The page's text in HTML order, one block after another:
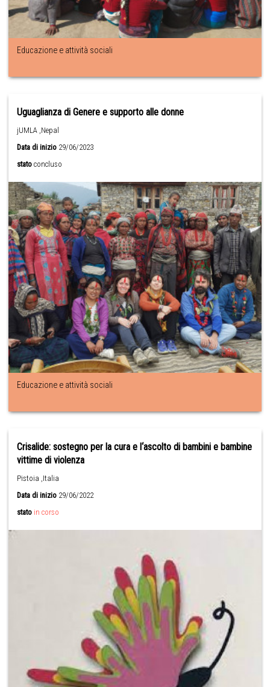
Educazione e attività sociali
Uguaglianza di Genere e supporto alle donne
jUMLA ,Nepal
Data di inizio 29/06/2023
stato concluso
Educazione e attività sociali
Crisalide: sostegno per la cura e l‘ascolto di bambini e bambine
vittime di violenza
Pistoia ,Italia
Data di inizio 29/06/2022
stato in corso